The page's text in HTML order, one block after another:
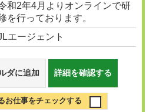
和2年4月よりオンラインで研
を行っております。
エージェント
ダに追加 詳細を確認する
お仕事をチェックする